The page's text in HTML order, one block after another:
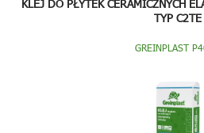
KLEJ DO PŁYTEK CERAMICZNYCH
TYP C2TE
GREINPLAST